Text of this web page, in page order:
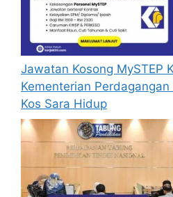
mengisi segala
dengan lengkap dan
Perlu diingatkan,
layak sahaja akan
temuduga. Sila
kemaskini
didaftarkan.
menerima sebarang
bulandari tarikh
menganggap
berjaya.
Jawatan Kosong MySTEP
Kementerian
Kos Sara Hidup